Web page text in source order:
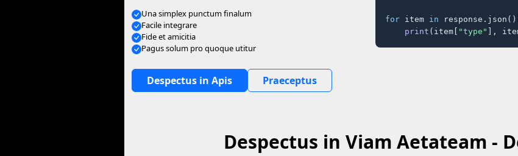
Una simplex punctum finalum
Facile integrare
Fide et amicitia
Pagus solum pro quoque utitur
Despectus in Apis Praeceptus
for item in
print (item[ "type" ],
Despectus in Viam Aetateam -